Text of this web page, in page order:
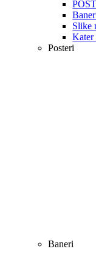
Slike
Kater
Posteri
Baneri